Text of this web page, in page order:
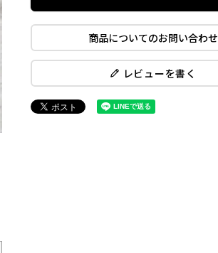
商品についてのお問い合わせ
レビューを書く